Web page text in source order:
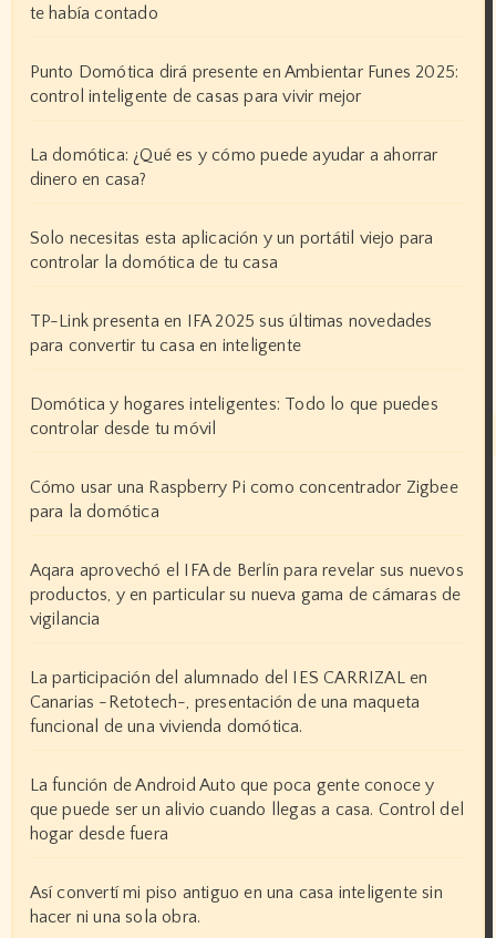
te había contado
Punto Domótica dirá presente en Ambientar Funes 2025:
control inteligente de casas para vivir mejor
La domótica: ¿Qué es y cómo puede ayudar a ahorrar
dinero en casa?
Solo necesitas esta aplicación y un portátil viejo para
controlar la domótica de tu casa
TP-Link presenta en IFA 2025 sus últimas novedades
para convertir tu casa en inteligente
Domótica y hogares inteligentes: Todo lo que puedes
controlar desde tu móvil
Cómo usar una Raspberry Pi como concentrador Zigbee
para la domótica
Aqara aprovechó el IFA de Berlín para revelar sus nuevos
productos, y en particular su nueva gama de cámaras de
vigilancia
La participación del alumnado del IES CARRIZAL en
Canarias -Retotech-, presentación de una maqueta
funcional de una vivienda domótica.
La función de Android Auto que poca gente conoce y
que puede ser un alivio cuando llegas a casa. Control del
hogar desde fuera
Así convertí mi piso antiguo en una casa inteligente sin
hacer ni una sola obra.